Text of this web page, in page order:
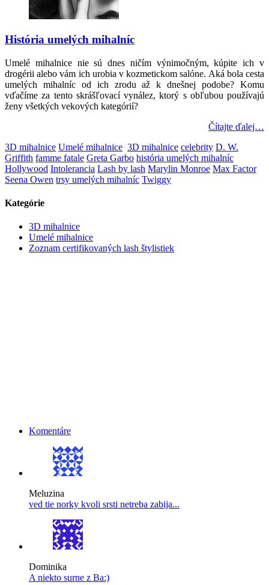
História umelých mihalníc
Umelé mihalnice nie sú dnes ničím výnimočným, kúpite ich v
drogérii alebo vám ich urobia v kozmetickom salóne. Aká bola cesta
umelých mihalníc od ich zrodu až k dnešnej podobe? Komu
vďačíme za tento skrášľovací vynález, ktorý s obľubou používajú
ženy všetkých vekových kategórií?
Čítajte ďalej…
3D mihalnice Umelé mihalnice 3D mihalnice celebrity D. W.
Griffith famme fatale Greta Garbo história umelých mihalníc
Hollywood Intolerancia Lash by lash Marylin Monroe Max Factor
Seena Owen trsy umelých mihalníc Twiggy
Kategórie
3D mihalnice
Umelé mihalnice
Zoznam certifikovaných lash štylistiek
Komentáre
Meluzina
ved tie norky kvoli srsti netreba zabija...
Dominika
A niekto surne z Ba:)